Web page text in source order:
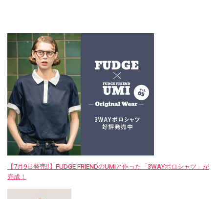
【7月9日発売‼︎】FUDGE FRIENDのUMIと作った「3WAYポロシャツ」が
完成！